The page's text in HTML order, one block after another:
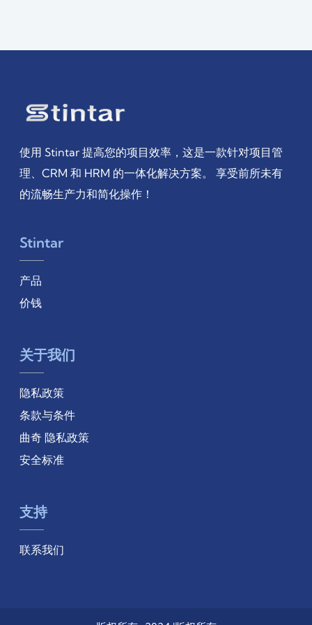
使用 Stintar 提高您的项目效率，这是一款针对项目管
理、CRM 和 HRM 的一体化解决方案。 享受前所未有
的流畅生产力和简化操作！
Stintar
产品
价钱
关于我们
隐私政策
条款与条件
曲奇 隐私政策
安全标准
支持
联系我们